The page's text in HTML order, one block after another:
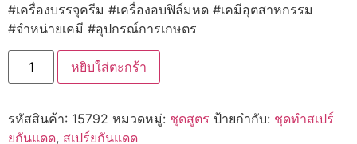
#เครื่องบรรจุครีม #เครื่องอบฟิล์มหด #เคมีอุตสาหกรรม
#จำหน่ายเคมี #อุปกรณ์การเกษตร
จำนวน
15792
ส
เปรย์
หยิบใส่ตะกร้า
รหัสสินค้า: 15792 หมวดหมู่: ชุดสูตร ป้ายกำกับ: ชุดทำสเปร์
ยกันแดด, สเปร์ยกันแดด